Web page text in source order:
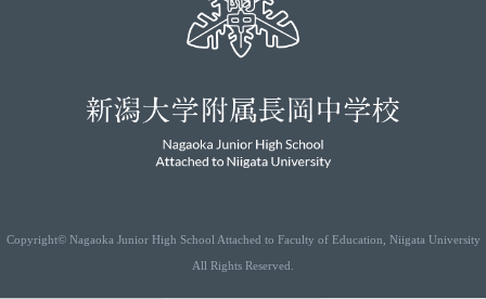
Copyright© Nagaoka Junior High School Attached to Faculty of Education, Niigata University
All Rights Reserved.